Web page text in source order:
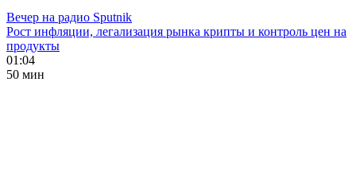
Вечер на радио Sputnik
Рост инфляции, легализация рынка крипты и контроль цен на
продукты
01:04
50 мин